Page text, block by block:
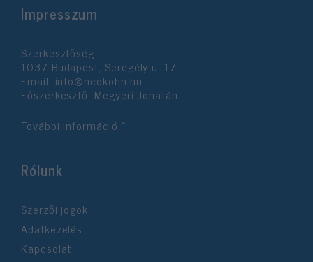
Impresszum
Szerkesztőség:
1037 Budapest, Seregély u. 17.
Email: info@neokohn.hu
Főszerkesztő: Megyeri Jonatán
További információ »
Rólunk
Szerzői jogok
Adatkezelés
Kapcsolat